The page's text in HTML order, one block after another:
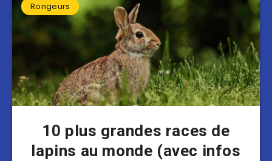
Rongeurs
10 plus grandes races de
lapins au monde (avec infos